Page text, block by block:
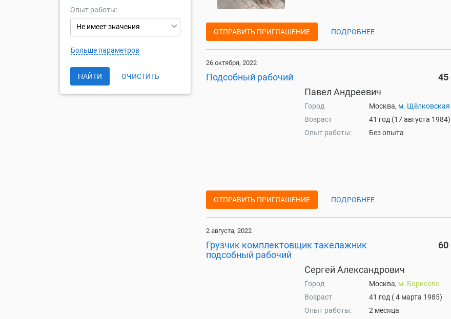
ОТПРАВИТЬ ПРИГЛАШЕНИЕ ПОДРОБНЕЕ
26 октября, 2022
Подсобный рабочий 45
Павел Андреевич
Город Москва, м. Щёлковская
Возраст
41 год (17 августа 1984)
Опыт работы:
Без опыта
ОТПРАВИТЬ ПРИГЛАШЕНИЕ ПОДРОБНЕЕ
2 августа, 2022
Грузчик комплектовщик такелажник
подсобный рабочий
60
Сергей Александрович
Город Москва, м. Борисово
Возраст
41 год ( 4 марта 1985)
Опыт работы:
2 месяца
Опыт работы:
Не имеет значения
Больше параметров
НАЙТИ ОЧИСТИТЬ